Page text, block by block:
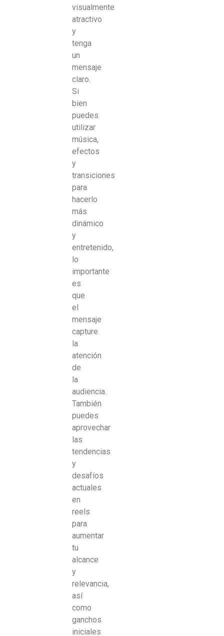
visualmente
atractivo
y
tenga
un
mensaje
claro.
Si
bien
puedes
utilizar
música,
efectos
y
transiciones
para
hacerlo
más
dinámico
y
entretenido,
lo
importante
es
que
el
mensaje
capture
la
atención
de
la
audiencia.
También
puedes
aprovechar
las
tendencias
y
desafíos
actuales
en
reels
para
aumentar
tu
alcance
y
relevancia,
así
como
ganchos
iniciales